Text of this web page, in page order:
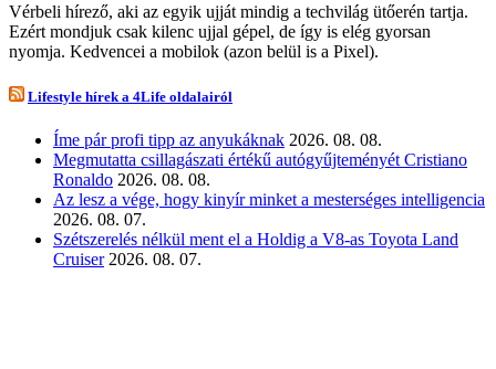
Vérbeli hírező, aki az egyik ujját mindig a techvilág ütőerén tartja.
Ezért mondjuk csak kilenc ujjal gépel, de így is elég gyorsan
nyomja. Kedvencei a mobilok (azon belül is a Pixel).
Lifestyle hírek a 4Life oldalairól
Íme pár profi tipp az anyukáknak 2026. 08. 08.
Megmutatta csillagászati értékű autógyűjteményét Cristiano
Ronaldo 2026. 08. 08.
Az lesz a vége, hogy kinyír minket a mesterséges intelligencia
2026. 08. 07.
Szétszerelés nélkül ment el a Holdig a V8-as Toyota Land
Cruiser 2026. 08. 07.